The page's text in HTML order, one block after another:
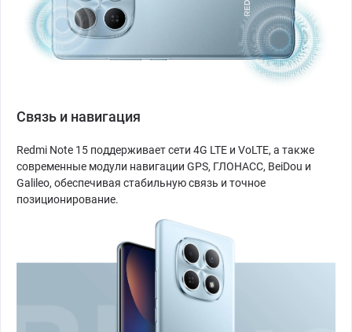
Связь и навигация
Redmi Note 15 поддерживает сети 4G LTE и VoLTE, а также
современные модули навигации GPS, ГЛОНАСС, BeiDou и
Galileo, обеспечивая стабильную связь и точное
позиционирование.